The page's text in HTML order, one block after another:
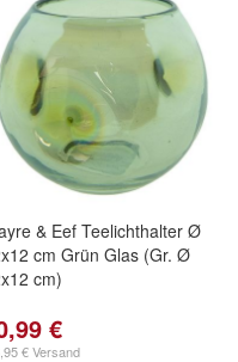
& Eef Teelichthalter Ø
cm Grün Glas (Gr. Ø
cm)
€
€ Versand